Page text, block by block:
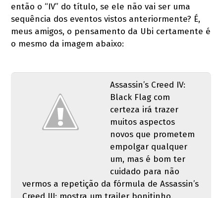
então o “IV” do título, se ele não vai ser uma
sequência dos eventos vistos anteriormente? É,
meus amigos, o pensamento da Ubi certamente é
o mesmo da imagem abaixo:
Assassin’s Creed IV:
Black Flag com
certeza irá trazer
muitos aspectos
novos que prometem
empolgar qualquer
um, mas é bom ter
cuidado para não
vermos a repetição da fórmula de Assassin’s